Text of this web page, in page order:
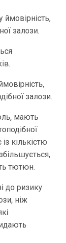
залози.
залози.
мають
кількістю
тютюн.
до ризику
ніж